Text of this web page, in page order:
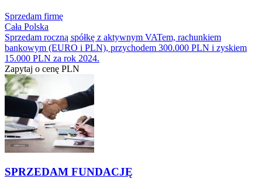
Sprzedam firmę
Cała Polska
Sprzedam roczną spółkę z aktywnym VATem, rachunkiem
bankowym (EURO i PLN), przychodem 300.000 PLN i zyskiem
15.000 PLN za rok 2024.
Zapytaj o cenę PLN
SPRZEDAM FUNDACJĘ